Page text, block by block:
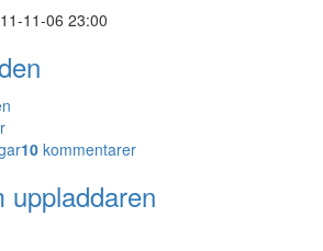
11-06 23:00
10 kommentarer
uppladdaren